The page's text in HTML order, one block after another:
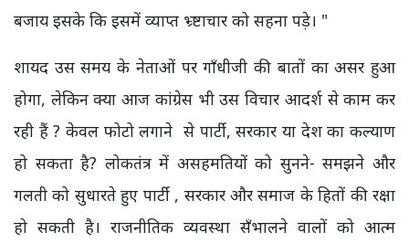
बजाय इसके कि इसमें व्याप्त भ्र्ष्टाचार को सहना पड़े। "
शायद उस समय के नेताओं पर गाँधीजी की बातों का असर हुआ
होगा, लेकिन क्या आज कांग्रेस भी उस विचार आदर्श से काम कर
रही हैं ? केवल फोटो लगाने से पार्टी, सरकार या देश का कल्याण
हो सकता है? लोकतंत्र में असहमतियों को सुनने- समझने और
गलती को सुधारते हुए पार्टी , सरकार और समाज के हितों की रक्षा
हो सकती है। राजनीतिक व्यवस्था सँभालने वालों को आत्म